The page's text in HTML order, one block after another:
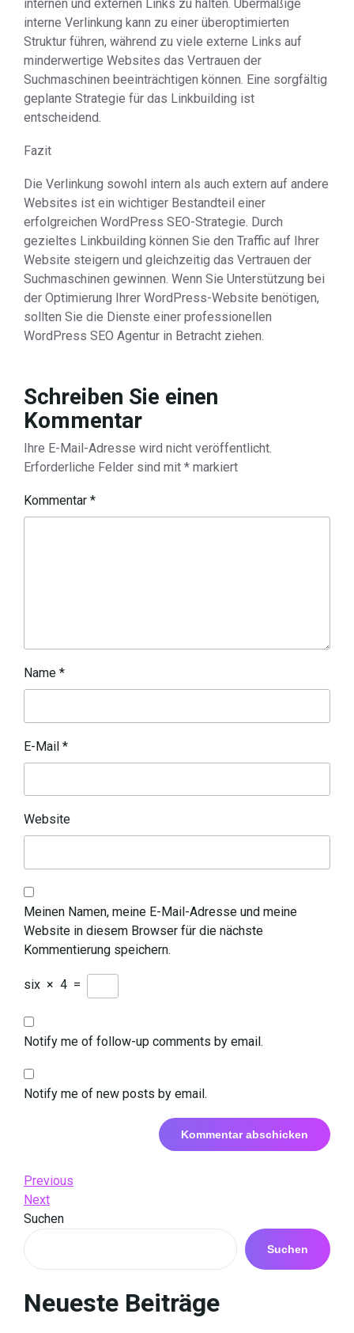
internen und externen Links zu halten. Übermäßige
interne Verlinkung kann zu einer überoptimierten
Struktur führen, während zu viele externe Links auf
minderwertige Websites das Vertrauen der
Suchmaschinen beeinträchtigen können. Eine sorgfältig
geplante Strategie für das Linkbuilding ist
entscheidend.
Fazit
Die Verlinkung sowohl intern als auch extern auf andere
Websites ist ein wichtiger Bestandteil einer
erfolgreichen WordPress SEO-Strategie. Durch
gezieltes Linkbuilding können Sie den Traffic auf Ihrer
Website steigern und gleichzeitig das Vertrauen der
Suchmaschinen gewinnen. Wenn Sie Unterstützung bei
der Optimierung Ihrer WordPress-Website benötigen,
sollten Sie die Dienste einer professionellen
WordPress SEO Agentur in Betracht ziehen.
Schreiben Sie einen
Kommentar
Ihre E-Mail-Adresse wird nicht veröffentlicht.
Erforderliche Felder sind mit * markiert
Kommentar *
Name *
E-Mail *
Website
Meinen Namen, meine E-Mail-Adresse und meine
Website in diesem Browser für die nächste
Kommentierung speichern.
six × 4 =
Notify me of follow-up comments by email.
Notify me of new posts by email.
Beitrags-
Navigation
Previous
Post
Previous
Next
Post
Next
Suchen
Suchen
Neueste Beiträge